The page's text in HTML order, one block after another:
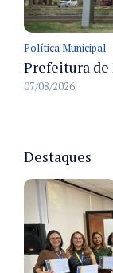
Política Municipal
07/08/2026
Destaques